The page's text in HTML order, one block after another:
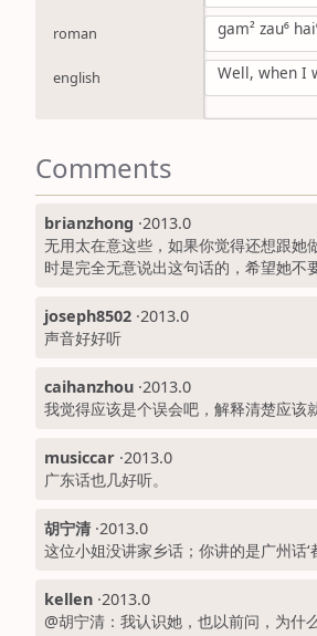
roman
english
gam² zau⁶
Well, when I
Comments
brianzhong ·2013.0
无用太在意这些，如果你觉得还想跟她
时是完全无意说出这句话的，希望她不
joseph8502 ·2013.0
声音好好听
caihanzhou ·2013.0
我觉得应该是个误会吧，解释清楚应
musiccar ·2013.0
广东话也几好听。
胡宁清·2013.0
这位小姐没讲家乡话；你讲的是广州话
kellen ·2013.0
@胡宁清：我认识她，也以前问，为